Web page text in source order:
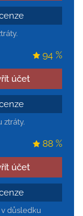
účet
94 %
ztráty.
účet
88 %
důsledku